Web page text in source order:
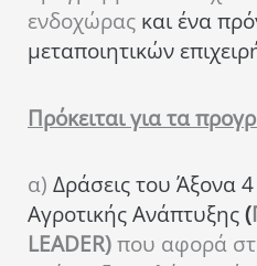
ενδοχώρας και ένα
μεταποιητικών
Πρόκειται για τα
α) Δράσεις του Άξονα
Αγροτικής Ανάπτυξης(
LEADER)που αφορά